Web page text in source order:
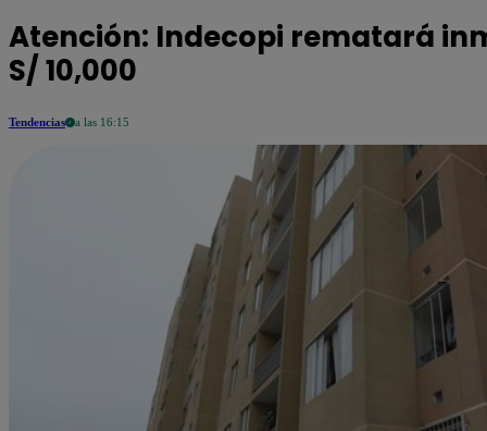
Atención: Indecopi rematará
S/ 10,000
Tendencias a las 16:15